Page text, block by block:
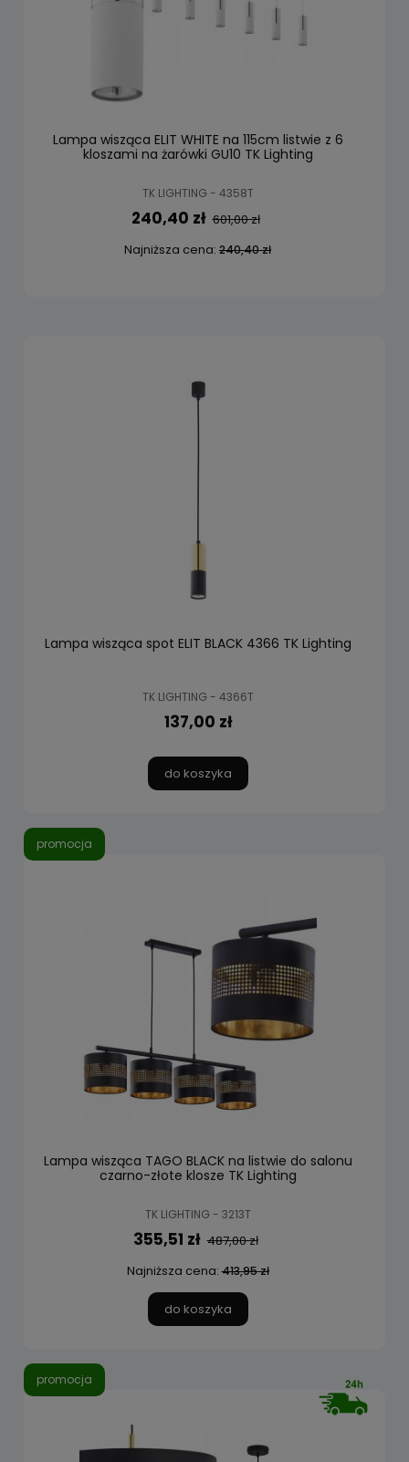
Lampa wisząca ELIT WHITE na 115cm listwie z 6
kloszami na żarówki GU10 TK Lighting
TK LIGHTING - 4358T
240,40 zł 601,00 zł
Najniższa cena: 240,40 zł
Lampa wisząca spot ELIT BLACK 4366 TK Lighting
TK LIGHTING - 4366T
137,00 zł
do koszyka
Lampa wisząca TAGO BLACK na listwie do salonu
czarno-złote klosze TK Lighting
TK LIGHTING - 3213T
355,51 zł 487,00 zł
Najniższa cena:413,95 zł
do koszyka
promocja
promocja